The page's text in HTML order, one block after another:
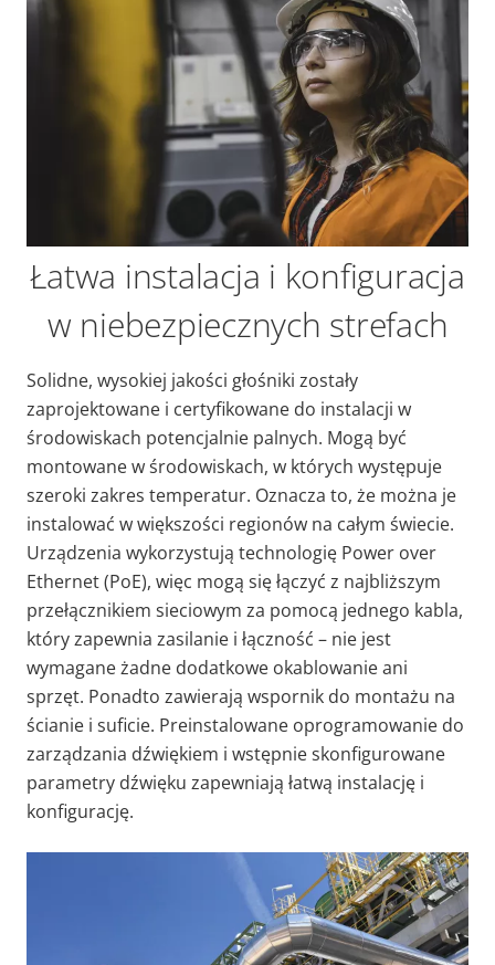
Łatwa instalacja i konfiguracja
w niebezpiecznych strefach
Solidne, wysokiej jakości głośniki zostały
zaprojektowane i certyfikowane do instalacji w
środowiskach potencjalnie palnych. Mogą być
montowane w środowiskach, w których występuje
szeroki zakres temperatur. Oznacza to, że można je
instalować w większości regionów na całym świecie.
Urządzenia wykorzystują technologię Power over
Ethernet (PoE), więc mogą się łączyć z najbliższym
przełącznikiem sieciowym za pomocą jednego kabla,
który zapewnia zasilanie i łączność – nie jest
wymagane żadne dodatkowe okablowanie ani
sprzęt. Ponadto zawierają wspornik do montażu na
ścianie i suficie. Preinstalowane oprogramowanie do
zarządzania dźwiękiem i wstępnie skonfigurowane
parametry dźwięku zapewniają łatwą instalację i
konfigurację.